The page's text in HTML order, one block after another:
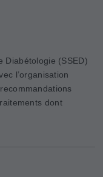
Diabétologie (SSED)
l’organisation
dont